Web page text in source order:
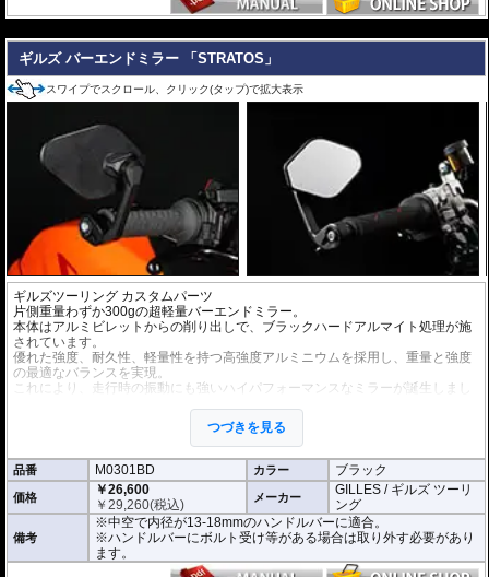
ギルズ バーエンドミラー 「STRATOS」
スワイプでスクロール、クリック(タップ)で拡大表示
ギルズツーリング カスタムパーツ
片側重量わずか300gの超軽量バーエンドミラー。
本体はアルミビレットからの削り出しで、ブラックハードアルマイト処理が施
されています。
優れた強度、耐久性、軽量性を持つ高強度アルミニウムを採用し、重量と強度
の最適なバランスを実現。
これにより、走行時の振動にも強いハイパフォーマンスなミラーが誕生しまし
ミラーの角度や位置も調整が可能。視認性など安全へ関わる要素へも細心の注
※車検対応。
※1個単位での販売
※左右どちらにも使用できます。
※商品は汎用品となり、主に２系統の取り付け方法をラインナップ。
(取付確認がされているものは下記の適合検索で適合品番をご確認いただけま
つづきを見る
品番 M0301BD カラー ブラック
価格
￥26,600
￥29,260(税込) メーカー
GILLES / ギルズ ツーリ
ング
備考
※中空で内径が13-18mmのハンドルバーに適合。
※ハンドルバーにボルト受け等がある場合は取り外す必要があり
ます。